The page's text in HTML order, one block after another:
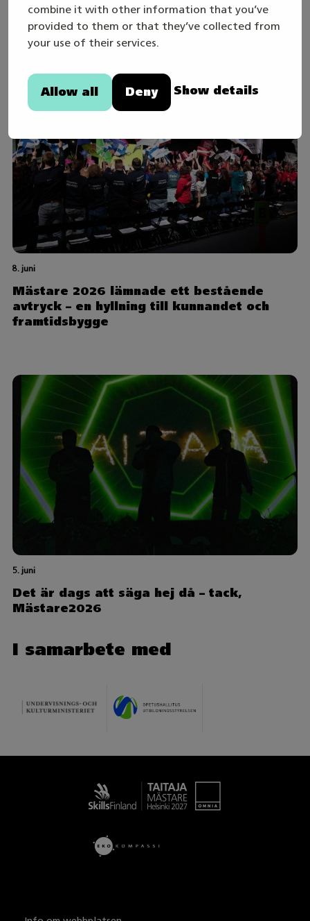
combine it with other information that you’ve
provided to them or that they’ve collected from
your use of their services.
Allow all Deny Show details
direktsända öppningssändningen
onsdagen den 19.8
8. juni
Mästare 2026 lämnade ett bestående
avtryck – en hyllning till kunnandet och
framtidsbygge
5. juni
Det är dags att säga hej då – tack,
Mästare2026
I samarbete med